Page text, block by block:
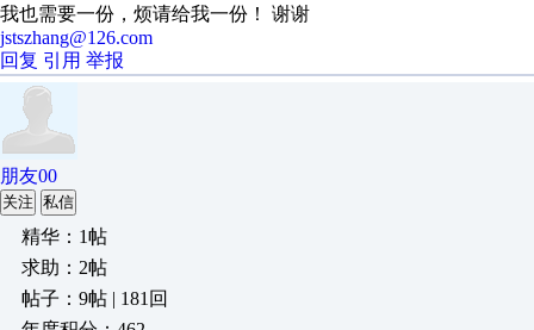
我也需要一份，烦请给我一份！ 谢谢
jstszhang@126.com
回复 引用 举报
朋友00
关注 私信
精华：1帖
求助：2帖
帖子：9帖 | 181回